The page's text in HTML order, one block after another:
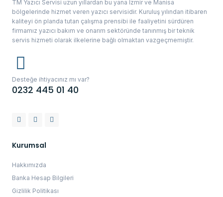
TM Yazıcı Servisi uzun yıllardan bu yana İzmir ve Manisa
bölgelerinde hizmet veren yazıcı servisidir. Kuruluş yılından itibaren
kaliteyi ön planda tutan çalışma prensibi ile faaliyetini sürdüren
firmamız yazıcı bakım ve onarım sektöründe tanınmış bir teknik
servis hizmeti olarak ilkelerine bağlı olmaktan vazgeçmemiştir.
Desteğe ihtiyacınız mı var?
0232 445 01 40
Kurumsal
Hakkımızda
Banka Hesap Bilgileri
Gizlilik Politikası